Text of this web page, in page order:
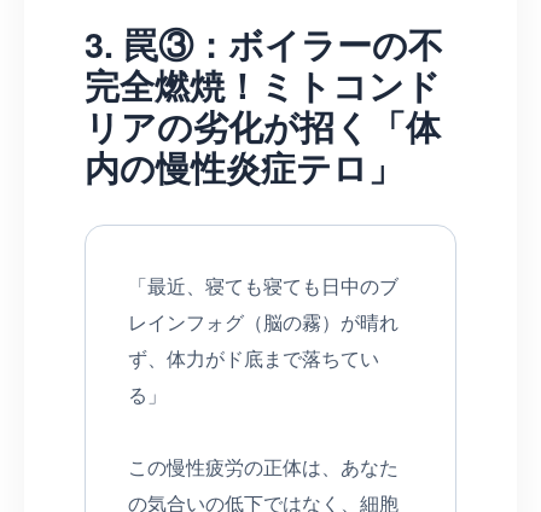
3. 罠③：ボイラーの不
完全燃焼！ミトコンド
リアの劣化が招く「体
内の慢性炎症テロ」
「最近、寝ても寝ても日中のブ
レインフォグ（脳の霧）が晴れ
ず、体力がド底まで落ちてい
る」
この慢性疲労の正体は、あなた
の気合いの低下ではなく、細胞